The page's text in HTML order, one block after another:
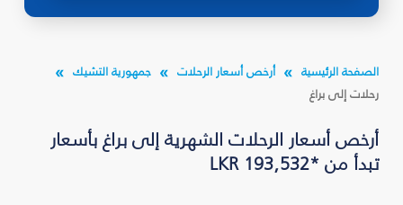
الصفحة الرئيسية أرخص أسعار الرحلات
جمهورية التشيك
رحلات إلى براغ
أرخص أسعار الرحلات الشهرية إلى براغ بأسعار
تبدأ من *LKR 193,532